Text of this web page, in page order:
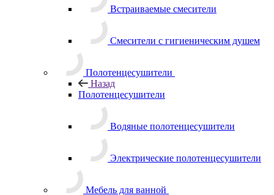
Встраиваемые смесители
Смесители с гигиеническим душем
Полотенцесушители
Назад
Полотенцесушители
Водяные полотенцесушители
Электрические полотенцесушители
Мебель для ванной